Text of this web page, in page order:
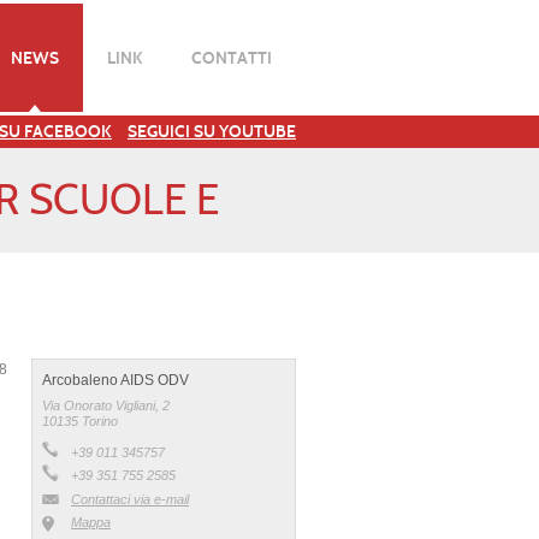
NEWS LINK CONTATTI
FACEBOOK SEGUICI SU YOUTUBE
SCUOLE E
Arcobaleno AIDS ODV
Via Onorato Vigliani, 2
10135 Torino
+39 011 345757
+39 351 755 2585
Contattaci via e-mail
Mappa